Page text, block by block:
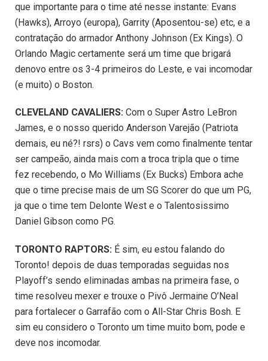
que importante para o time até nesse instante: Evans
(Hawks), Arroyo (europa), Garrity (Aposentou-se) etc, e a
contratação do armador Anthony Johnson (Ex Kings). O
Orlando Magic certamente será um time que brigará
denovo entre os 3-4 primeiros do Leste, e vai incomodar
(e muito) o Boston.
CLEVELAND CAVALIERS: Com o Super Astro LeBron
James, e o nosso querido Anderson Varejão (Patriota
demais, eu né?! rsrs) o Cavs vem como finalmente tentar
ser campeão, ainda mais com a troca tripla que o time
fez recebendo, o Mo Williams (Ex Bucks) Embora ache
que o time precise mais de um SG Scorer do que um PG,
ja que o time tem Delonte West e o Talentosissimo
Daniel Gibson como PG.
TORONTO RAPTORS: É sim, eu estou falando do
Toronto! depois de duas temporadas seguidas nos
Playoff’s sendo eliminadas ambas na primeira fase, o
time resolveu mexer e trouxe o Pivô Jermaine O’Neal
para fortalecer o Garrafão com o All-Star Chris Bosh. E
sim eu considero o Toronto um time muito bom, pode e
deve nos incomodar.